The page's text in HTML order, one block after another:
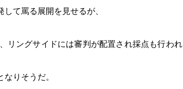
て罵る展開を見せるが、
リングサイドには審判が配置され採点も行われ
りそうだ。